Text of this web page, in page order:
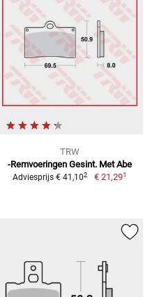
TRW
-Remvoeringen Gesint. Met Abe
Adviesprijs € 41,102 € 21,291